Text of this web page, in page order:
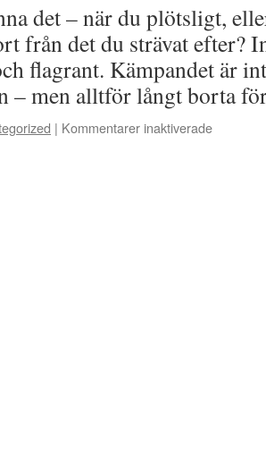
Harts
skulle
ändra
allt
det – när du plötsligt,
från det du strävat efter?
flagrant. Kämpandet är
– men alltför långt borta
| Kommentarer inaktiverade